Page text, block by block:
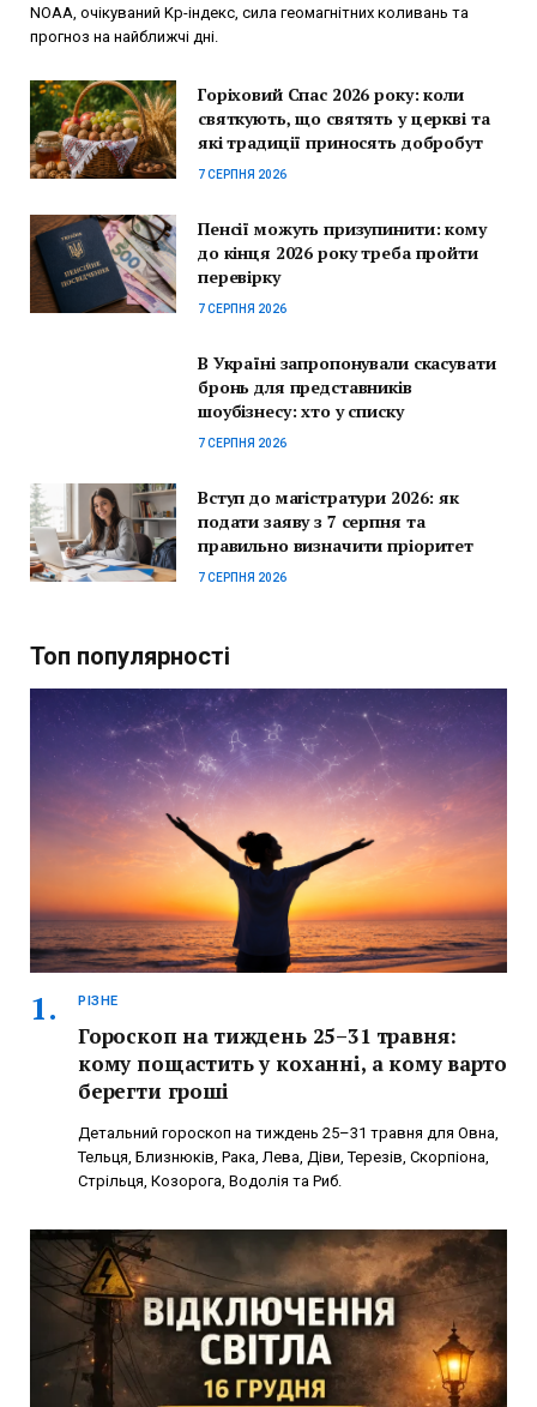
NOAA, очікуваний Kp-індекс, сила геомагнітних коливань та
прогноз на найближчі дні.
Горіховий Спас 2026 року: коли
святкують, що святять у церкві та
які традиції приносять добробут
7 СЕРПНЯ 2026
Пенсії можуть призупинити: кому
до кінця 2026 року треба пройти
перевірку
7 СЕРПНЯ 2026
В Україні запропонували скасувати
бронь для представників
шоубізнесу: хто у списку
7 СЕРПНЯ 2026
Вступ до магістратури 2026: як
подати заяву з 7 серпня та
правильно визначити пріоритет
7 СЕРПНЯ 2026
Топ популярності
РІЗНЕ
Гороскоп на тиждень 25–31 травня:
кому пощастить у коханні, а кому варто
берегти гроші
Детальний гороскоп на тиждень 25–31 травня для Овна,
Тельця, Близнюків, Рака, Лева, Діви, Терезів, Скорпіона,
Стрільця, Козорога, Водолія та Риб.